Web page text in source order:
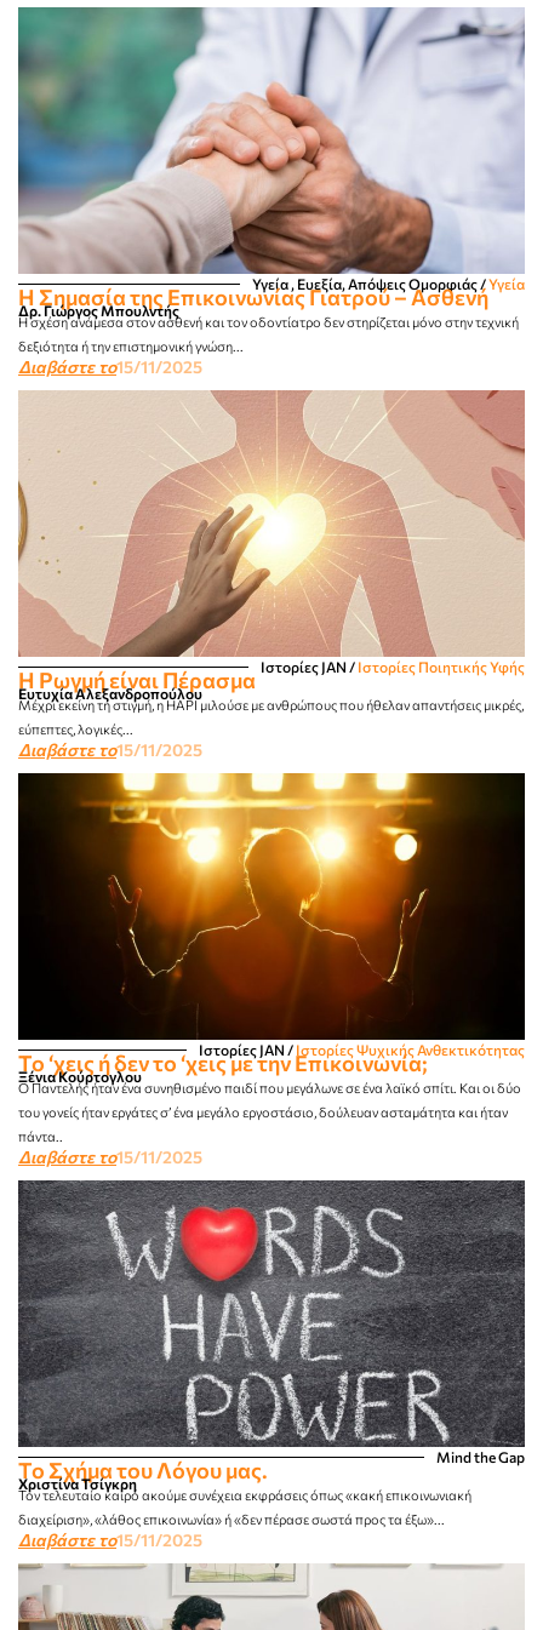
Υγεία , Ευεξία, Απόψεις Ομορφιάς​ /Υγεία
Η Σημασία της Επικοινωνίας Γιατρού – Ασθενή
Δρ. Γιώργος Μπουλντής
Η σχέση ανάμεσα στον ασθενή και τον οδοντίατρο δεν στηρίζεται μόνο στην τεχνική
δεξιότητα ή την επιστημονική γνώση...
Διαβάστε το15/11/2025
Ιστορίες JΑΝ / Ιστορίες Ποιητικής Υφής
Η Ρωγμή είναι Πέρασμα
Ευτυχία Αλεξανδροπούλου
Μέχρι εκείνη τη στιγμή, η HAPI μιλούσε με ανθρώπους που ήθελαν απαντήσεις μικρές,
εύπεπτες, λογικές...
Διαβάστε το15/11/2025
Ιστορίες JΑΝ / Ιστορίες Ψυχικής Ανθεκτικότητας
Το ‘χεις ή δεν το ‘χεις με την Επικοινωνία;
Ξένια Κούρτογλου
Ο Παντελής ήταν ένα συνηθισμένο παιδί που μεγάλωνε σε ένα λαϊκό σπίτι. Και οι δύο
του γονείς ήταν εργάτες σ’ ένα μεγάλο εργοστάσιο, δούλευαν ασταμάτητα και ήταν
πάντα..
Διαβάστε το15/11/2025
Mind the Gap
Το Σχήμα του Λόγου μας.
Χριστίνα Τσίγκρη
Τον τελευταίο καιρό ακούμε συνέχεια εκφράσεις όπως «κακή επικοινωνιακή
διαχείριση», «λάθος επικοινωνία» ή «δεν πέρασε σωστά προς τα έξω»...
Διαβάστε το15/11/2025